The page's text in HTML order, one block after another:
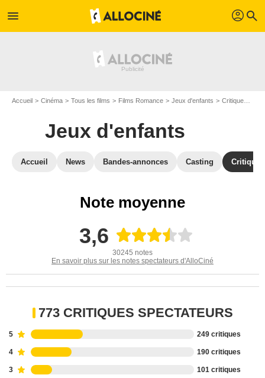
menu profil search
Accueil Cinéma Tous les films Films Romance Jeux d'enfants Critiques Jeux d'enfants
Jeux d'enfants
Accueil News Bandes-annonces Casting
Note moyenne
3,6
30245 notes
En savoir plus sur les notes spectateurs d'AlloCiné
773 CRITIQUES SPECTATEURS
5 249 critiques
4 190 critiques
3 101 critiques